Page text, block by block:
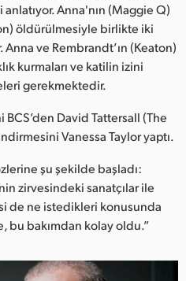
anlatıyor. Anna'nın (Maggie Q)
öldürülmesiyle birlikte iki
ve Rembrandt’ın (Keaton)
kurmaları ve katilin izini
gerekmektedir.
David Tattersall (The
Vanessa Taylor yaptı.
şu şekilde başladı:
zirvesindeki sanatçılar ile
de ne istedikleri konusunda
bakımdan kolay oldu.”